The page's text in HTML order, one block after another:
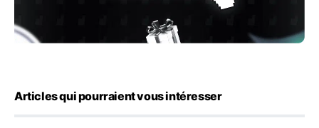
Articles qui pourraient vous intéresser